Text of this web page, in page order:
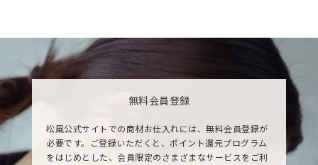
無料会員登録
松風公式サイトでの商材お仕入れには、無料会員登録が
必要です。ご登録いただくと、ポイント還元プログラム
をはじめとした、会員限定のさまざまなサービスをご利